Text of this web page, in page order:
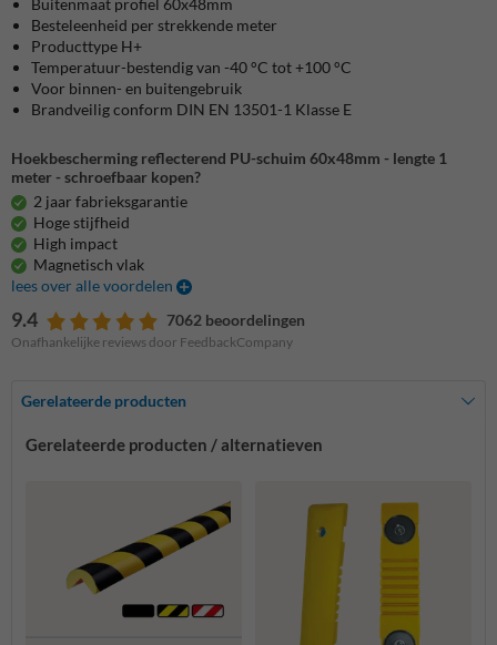
Besteleenheid per strekkende meter
Producttype H+
Temperatuur-bestendig van -40 °C tot +100 °C
Voor binnen- en buitengebruik
Brandveilig conform DIN EN 13501-1 Klasse E
Hoekbescherming reflecterend PU-schuim 60x48mm - lengte 1
meter - schroefbaar kopen?
2 jaar fabrieksgarantie
Hoge stijfheid
High impact
Magnetisch vlak
lees over alle voordelen
9.4 7062 beoordelingen
Onafhankelijke reviews door FeedbackCompany
Gerelateerde producten
Gerelateerde producten / alternatieven